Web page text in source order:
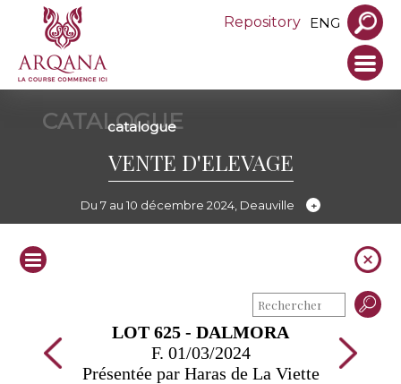
Repository ENG
CATALOGUE
catalogue
VENTE D'ELEVAGE
Du 7 au 10 décembre 2024, Deauville
LOT 625 - DALMORA
F. 01/03/2024
Présentée par Haras de La Viette